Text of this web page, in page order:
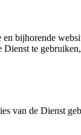
bijhorende
te
van de Dienst